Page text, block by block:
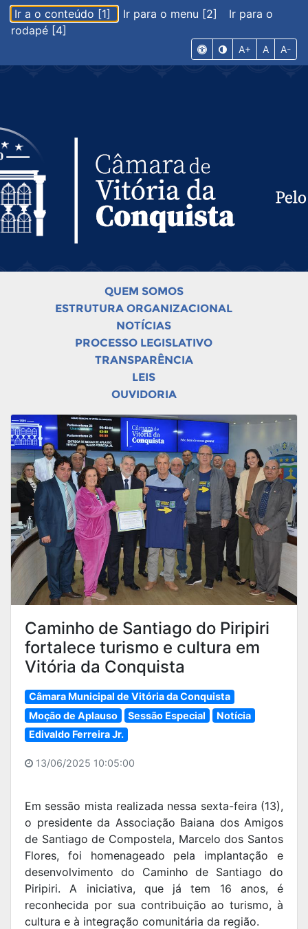
Ir a o conteúdo [1] Ir para o menu [2]
Ir para o
rodapé [4]
A+ A A-
QUEM SOMOS
ESTRUTURA ORGANIZACIONAL
NOTÍCIAS
PROCESSO LEGISLATIVO
TRANSPARÊNCIA
LEIS
OUVIDORIA
Caminho de Santiago do Piripiri
fortalece turismo e cultura em
Vitória da Conquista
Câmara Municipal de Vitória da Conquista
Moção de Aplauso
Sessão Especial
Notícia
Edivaldo Ferreira Jr.
13/06/2025 10:05:00
Em sessão mista realizada nessa sexta-feira (13),
o presidente da Associação Baiana dos Amigos
de Santiago de Compostela, Marcelo dos Santos
Flores, foi homenageado pela implantação e
desenvolvimento do Caminho de Santiago do
Piripiri. A iniciativa, que já tem 16 anos, é
reconhecida por sua contribuição ao turismo, à
cultura e à integração comunitária da região.